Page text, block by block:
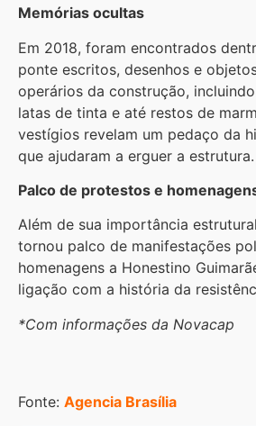
Memórias ocultas
Em 2018, foram encontrados
ponte escritos, desenhos e
operários da construção,
latas de tinta e até restos de
vestígios revelam um pedaço da
que ajudaram a erguer a estrutura.
Palco de protestos e
Além de sua importância
tornou palco de manifestações
homenagens a Honestino
ligação com a história da
*Com informações da Novacap
Fonte: Agencia Brasília